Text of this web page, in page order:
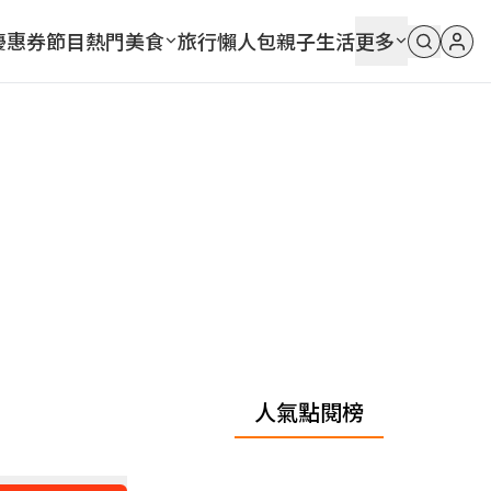
惠券節目熱門美食 旅行懶人包親子生活更多
人氣點閱榜